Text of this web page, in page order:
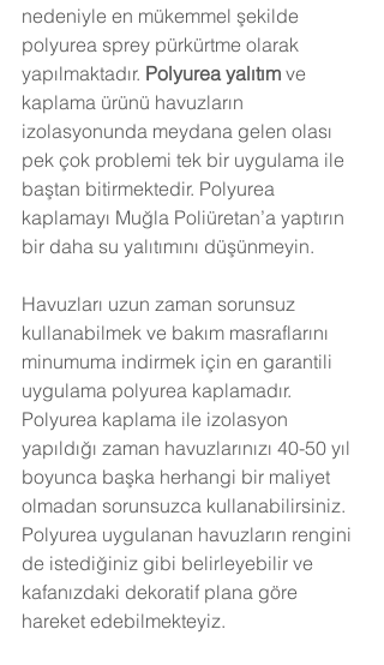
nedeniyle en mükemmel şekilde
polyurea sprey pürkürtme olarak
yapılmaktadır. Polyurea yalıtım ve
kaplama ürünü havuzların
izolasyonunda meydana gelen olası
pek çok problemi tek bir uygulama ile
baştan bitirmektedir. Polyurea
kaplamayı Muğla Poliüretan’a yaptırın
bir daha su yalıtımını düşünmeyin.
Havuzları uzun zaman sorunsuz
kullanabilmek ve bakım masraflarını
minumuma indirmek için en garantili
uygulama polyurea kaplamadır.
Polyurea kaplama ile izolasyon
yapıldığı zaman havuzlarınızı 40-50 yıl
boyunca başka herhangi bir maliyet
olmadan sorunsuzca kullanabilirsiniz.
Polyurea uygulanan havuzların rengini
de istediğiniz gibi belirleyebilir ve
kafanızdaki dekoratif plana göre
hareket edebilmekteyiz.